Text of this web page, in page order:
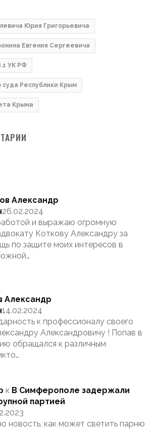
Юрия Григорьевича
Евгения Сергеевича
УК РФ
суда Республики Крым
Крыма
Александр
26.02.2024
и выражаю огромную
Коткову Александру за
по защите моих интересов в
Александр
14.02.2024
к профессионалу своего
Александровичу ! Попав в
обращался к различным
к В Симферополе задержали
партией
новость, как может светить парню